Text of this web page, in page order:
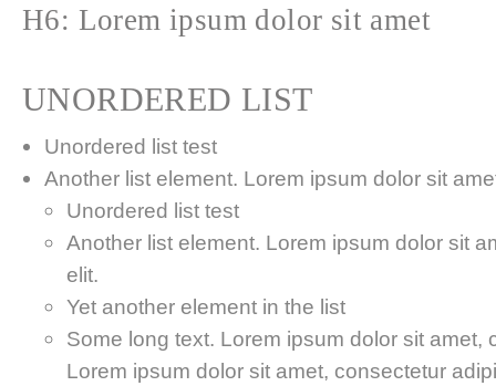
H6: Lorem ipsum dolor sit amet
UNORDERED LIST
Unordered list test
Another list element. Lorem ipsum dolor sit
Unordered list test
Another list element. Lorem ipsum dolor sit
elit.
Yet another element in the list
Some long text. Lorem ipsum dolor sit amet,
Lorem ipsum dolor sit amet, consectetur